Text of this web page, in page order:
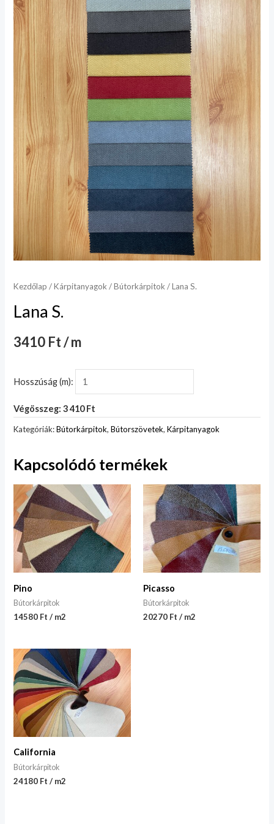
Kezdőlap /Kárpitanyagok /Bútorkárpitok / Lana S.
Lana S.
3410 Ft / m
Hosszúság (m):
Végösszeg: 3 410 Ft
Kategóriák:Bútorkárpitok,Bútorszövetek,Kárpitanyagok
Kapcsolódó termékek
Pino
Bútorkárpitok
14580 Ft / m2
Picasso
Bútorkárpitok
20270 Ft / m2
California
Bútorkárpitok
24180 Ft / m2